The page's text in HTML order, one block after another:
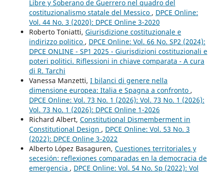
Libre y Soberano de Guerrero nel quadro del
costituzionalismo statale del Messico , DPCE Online:
Vol. 44 No. 3 (2020): DPCE Online 3-2020
Roberto Toniatti, Giurisdizione costituzionale e
indirizzo politico , DPCE Online: Vol. 66 No. SP2 (2024):
DPCE ONLINE - SP1 2025 - Giurisdizioni costituzionali e
poteri politici. Riflessioni in chiave comparata - A cura
di R. Tarchi
Vanessa Manzetti, I bilanci di genere nella
dimensione europea: Italia e Spagna a confronto ,
DPCE Online: Vol. 73 No. 1 (2026): Vol. 73 No. 1 (2026):
Vol. 73 No. 1 (2026): DPCE Online 1-2026
Richard Albert, Constitutional Dismemberment in
Constitutional Design , DPCE Online: Vol. 53 No. 3
(2022): DPCE Online 3-2022
Alberto López Basaguren, Cuestiones territoriales y
secesión: reflexiones comparadas en la democracia de
emergencia , DPCE Online: Vol. 54 No. Sp (2022): Vol